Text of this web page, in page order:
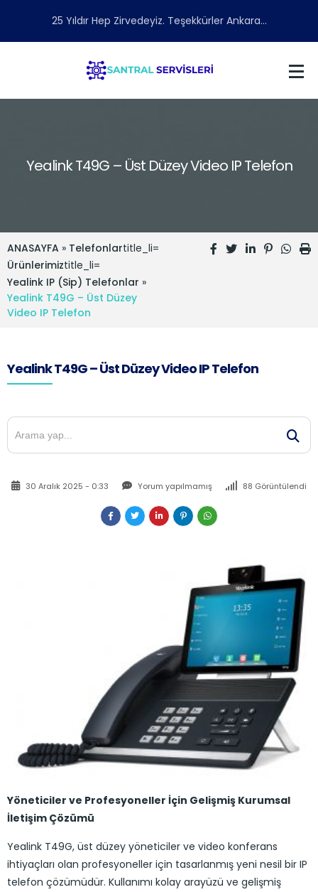
25 Yıldır Hep Zirvedeyiz. Teşekkürler Ankara...
Yealink T49G – Üst Düzey Video IP Telefon
ANASAYFA » Telefonlartitle_li=
Ürünlerimiztitle_li=
Yealink IP (Sip) Telefonlar »
Yealink T49G – Üst Düzey
Video IP Telefon
Yealink T49G – Üst Düzey Video IP Telefon
30 Aralık 2025 - 0:33 Yorum yapılmamış 88 Görüntülendi
Yöneticiler ve Profesyoneller İçin Gelişmiş Kurumsal
İletişim Çözümü
Yealink T49G, üst düzey yöneticiler ve video konferans
ihtiyaçları olan profesyoneller için tasarlanmış yeni nesil bir IP
telefon çözümüdür. Kullanımı kolay arayüzü ve gelişmiş